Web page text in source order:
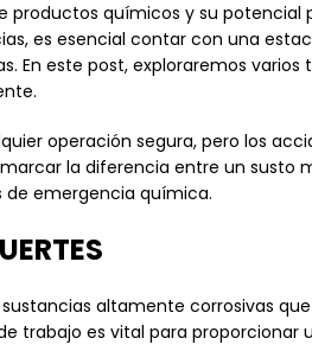
productos químicos y su
es esencial contar con una
En este post, exploraremos
operación segura, pero los
la diferencia entre un
emergencia química.
altamente corrosivas
trabajo es vital para